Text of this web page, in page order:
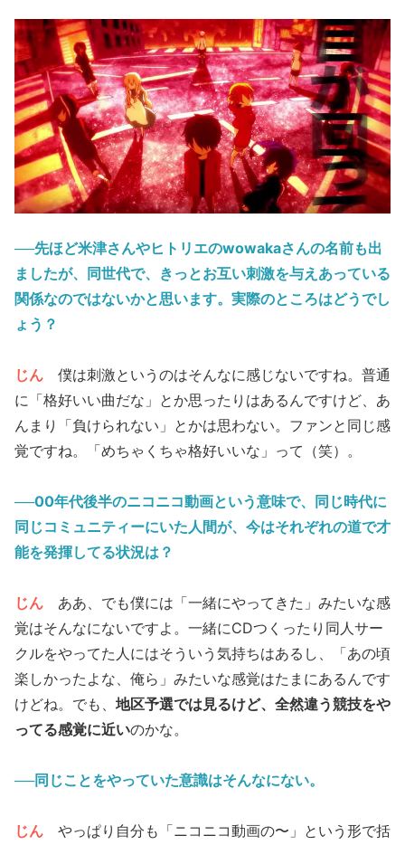
──先ほど米津さんやヒトリエのwowakaさんの名前も出
ましたが、同世代で、きっとお互い刺激を与えあっている
関係なのではないかと思います。実際のところはどうでし
ょう？
じん 僕は刺激というのはそんなに感じないですね。普通
に「格好いい曲だな」とか思ったりはあるんですけど、あ
んまり「負けられない」とかは思わない。ファンと同じ感
覚ですね。「めちゃくちゃ格好いいな」って（笑）。
──00年代後半のニコニコ動画という意味で、同じ時代に
同じコミュニティーにいた人間が、今はそれぞれの道で才
能を発揮してる状況は？
じん ああ、でも僕には「一緒にやってきた」みたいな感
覚はそんなにないですよ。一緒にCDつくったり同人サー
クルをやってた人にはそういう気持ちはあるし、「あの頃
楽しかったよな、俺ら」みたいな感覚はたまにあるんです
けどね。でも、 地区予選では見るけど、全然違う競技をや
ってる感覚に近いのかな。
──同じことをやっていた意識はそんなにない。
じん やっぱり自分も「ニコニコ動画の〜」という形で括